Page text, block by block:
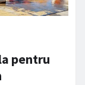
pentru